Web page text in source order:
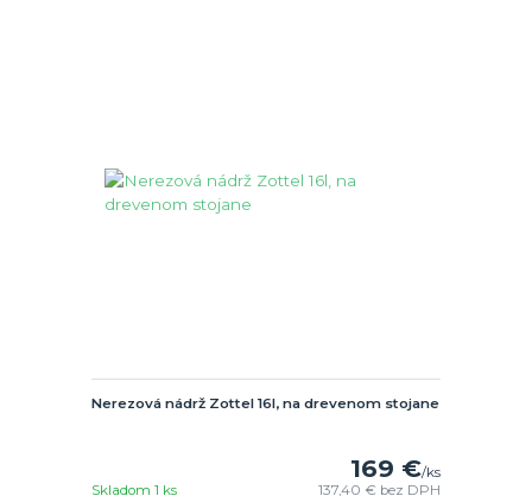
Nerezová nádrž Zottel 16l, na drevenom stojane
169 €/ks
137,40 € bez DPH
Skladom 1 ks